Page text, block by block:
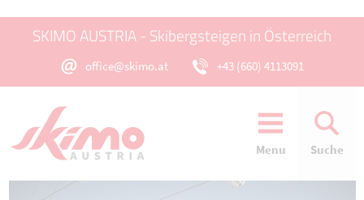
SKIMO AUSTRIA - Skibergsteigen in Österreich
office@skimo.at +43 (660) 4113091
Menu Suche